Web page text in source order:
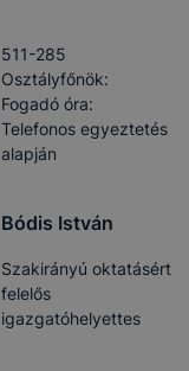
511-285
Osztályfőnök:
Fogadó óra:
Telefonos egyeztetés
alapján
Bódis István
Szakirányú oktatásért
felelős
igazgatóhelyettes